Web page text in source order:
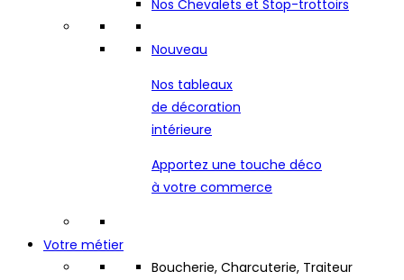
Nos Chevalets et Stop-trottoirs
Nouveau
Nos tableaux
de décoration
intérieure
Apportez une touche déco
à votre commerce
Votre métier
Boucherie, Charcuterie, Traiteur